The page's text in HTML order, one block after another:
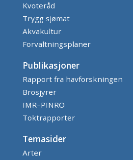
Kvoteråd
Trygg sjømat
Akvakultur
Forvaltningsplaner
Publikasjoner
Rapport fra havforskningen
Brosjyrer
IMR–PINRO
Toktrapporter
Temasider
Arter